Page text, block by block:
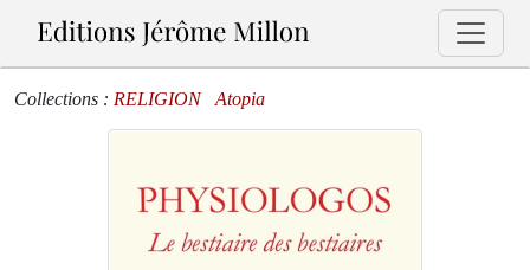
Collections : RELIGION Atopia